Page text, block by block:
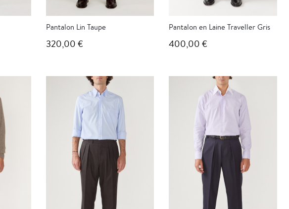
Pantalon Lin Taupe
320,00 €
Pantalon en Laine Traveller Gris
400,00 €